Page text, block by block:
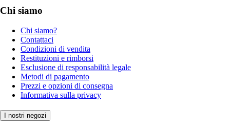
Chi siamo
Chi siamo?
Contattaci
Condizioni di vendita
Restituzioni e rimborsi
Esclusione di responsabilità legale
Metodi di pagamento
Prezzi e opzioni di consegna
Informativa sulla privacy
I nostri negozi